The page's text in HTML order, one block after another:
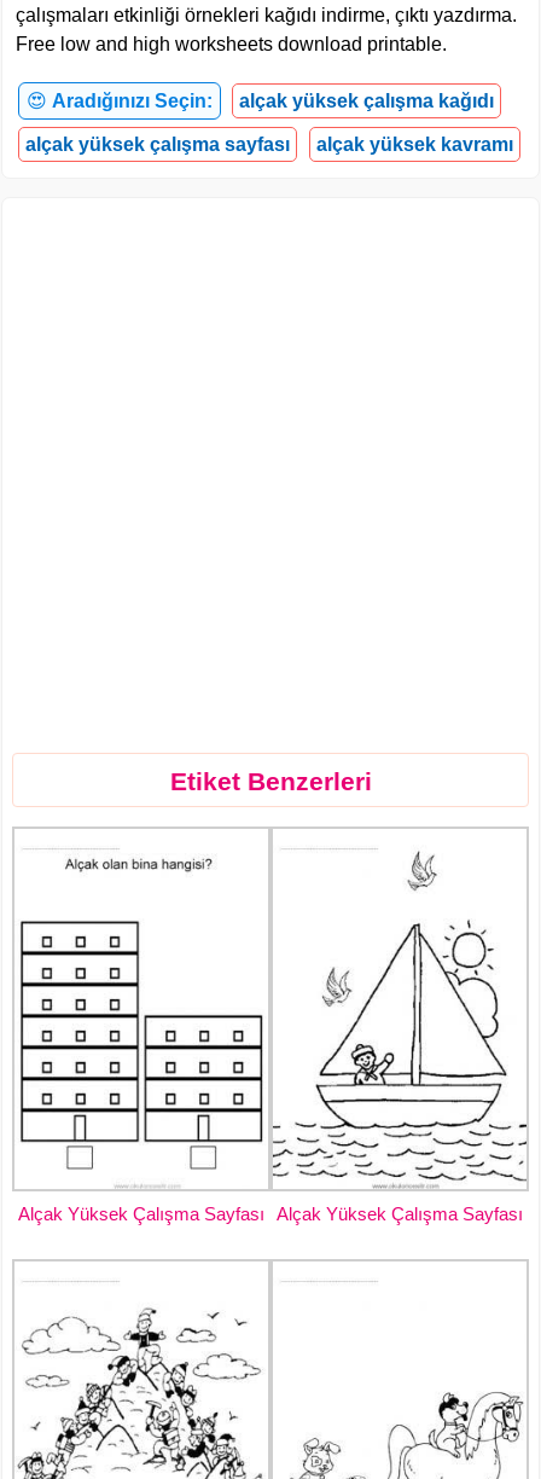
çalışmaları etkinliği örnekleri kağıdı indirme, çıktı yazdırma.
Free low and high worksheets download printable.
😍 Aradığınızı Seçin: alçak yüksek çalışma kağıdı
alçak yüksek çalışma sayfası alçak yüksek kavramı
Etiket Benzerleri
Alçak Yüksek Çalışma Sayfası Alçak Yüksek Çalışma Sayfası